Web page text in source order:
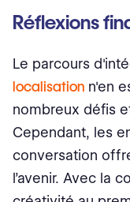
Réflexions
Le parcours
localisation n'en
nombreux défis
Cependant, les
conversation
l’avenir. Avec la